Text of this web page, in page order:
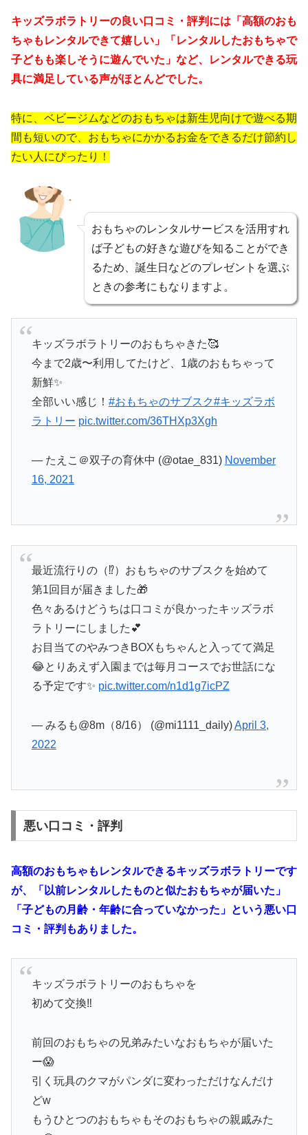
キッズラボラトリーの良い口コミ・評判には「高額のおも
ちゃもレンタルできて嬉しい」「レンタルしたおもちゃで
子どもも楽しそうに遊んでいた」など、レンタルできる玩
具に満足している声がほとんどでした。
特に、ベビージムなどのおもちゃは新生児向けで遊べる期
間も短いので、おもちゃにかかるお金をできるだけ節約し
たい人にぴったり！
おもちゃのレンタルサービスを活用すれ
ば子どもの好きな遊びを知ることができ
るため、誕生日などのプレゼントを選ぶ
ときの参考にもなりますよ。
キッズラボラトリーのおもちゃきた🥰
今まで2歳〜利用してたけど、1歳のおもちゃって
新鮮✨
全部いい感じ！ #おもちゃのサブスク#キッズラボ
ラトリー pic.twitter.com/36THXp3Xgh
— たえこ＠双子の育休中 (@otae_831) November
16, 2021
最近流行りの（⁉︎）おもちゃのサブスクを始めて
第1回目が届きました🎁
色々あるけどうちは口コミが良かったキッズラボ
ラトリーにしました💕
お目当てのやみつきBOXもちゃんと入ってて満足
😂とりあえず入園までは毎月コースでお世話にな
る予定です✨ pic.twitter.com/n1d1g7icPZ
— みるも@8m（8/16） (@mi1111_daily)April 3,
2022
悪い口コミ・評判
高額のおもちゃもレンタルできるキッズラボラトリーです
が、「以前レンタルしたものと似たおもちゃが届いた」
「子どもの月齢・年齢に合っていなかった」という悪い口
コミ・評判もありました。
キッズラボラトリーのおもちゃを
初めて交換‼️
前回のおもちゃの兄弟みたいなおもちゃが届いた
ー😱
引く玩具のクマがパンダに変わっただけなんだけ
どw
もうひとつのおもちゃもそのおもちゃの親戚みた